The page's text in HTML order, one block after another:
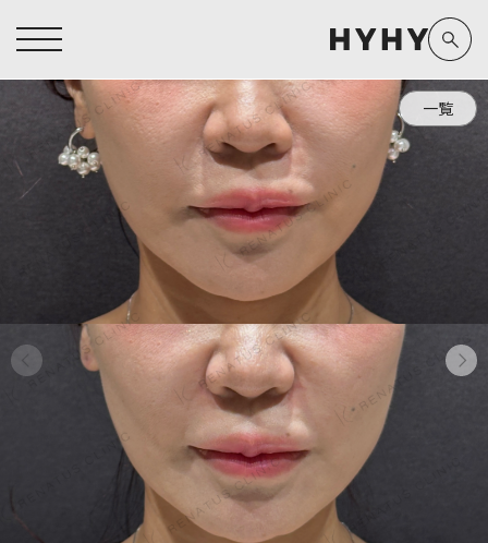
ヒアルロン酸注入症例一覧
医療脱毛症例一覧
アートメイク症例一覧
クリニック一覧
医師一覧
看護師一覧
運営元情報
よくあるご質問
お問い合わせ
プライバシーポリシー
未成年の方へ
規約
コラム
ヒアルロン酸注入 医療脱毛
担当医師から探す
高橋 希
Preparation
製剤から探す
ザーフ(XERF)
ボラックス
ボリューマ
ボリフト
ボルベラ
一覧